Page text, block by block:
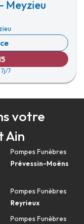
Meyzieu
7
votre
Ain
Pompes Funèbres
Prévessin-Moëns
Pompes Funèbres
Reyrieux
Pompes Funèbres